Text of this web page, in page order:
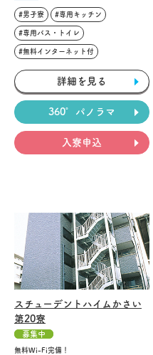
#男子寮 #専用キッチン
#専用バス・トイレ
#無料インターネット付
詳細を見る
360°パノラマ
入寮申込
スチューデントハイムかさい
第20寮
募集中
無料Wi-Fi完備！